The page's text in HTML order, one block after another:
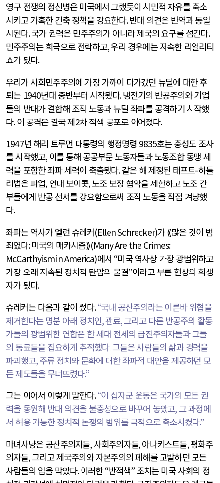
영구 전쟁의 정신병은 미국에서 그랬듯이 시민적 자유를 축소
시키고 가혹한 긴축 정책을 강요한다.반대 의견은 반역과 동일
시된다.국가 권력은 민주주의가 아니라 제국의 요구를 섬긴다.
민주주의는 희극으로 전락하고,우리 경우에는 저속한 리얼리티
쇼가 됐다.
우리가 사회민주주의에 가장 가까이 다가갔던 뉴딜에 대한 후
퇴는 1940년대 중반부터 시작됐다.냉전기의 반공주의와 기업
들의 반대가 결합해 조직 노동과 뉴딜 좌파를 공격하기 시작했
다.이 공격은 결국 제2차 적색 공포로 이어졌다.
1947년 해리 트루먼 대통령의 행정명령 9835호는 충성도 조사
를 시작했고, 이를 통해 공공부문 노동자들과 노동조합 동맹 세
력을 포함한 좌파 세력이 축출됐다.같은 해 제정된 태프트-하틀
리법은 파업, 연대 보이콧,노조 보장 협약을 제한하고 노조 간
부들에게 반공 선서를 강요함으로써 조직 노동을 직접 겨냥했
다.
좌파는 역사가 엘런 슈레커(Ellen Schrecker)가 ⟪많은 것이 범
죄였다:미국의 매카시즘⟫(Many Are the Crimes:
McCarthyism in America)에서 “미국 역사상 가장 광범위하고
가장 오래 지속된 정치적 탄압의 물결”이라고 부른 현상의 희생
자가 됐다.
슈레커는 다음과 같이 썼다.“국내 공산주의라는 이른바 위협을
제거한다는 명분 아래 정치인,관료,그리고 다른 반공주의 활동
가들의 광범위한 연합은 한 세대 전체의 급진주의자들과 그들
의 동료들을 집요하게 추적했다. 그들은 사람들의 삶과 경력을
파괴했고,주류 정치와 문화에 대한 좌파적 대안을 제공하던 모
든 제도들을 무너뜨렸다.”
그는 이어서 이렇게 말한다.“이 십자군 운동은 국가의 모든 권
력을 동원해 반대 의견을 불충성으로 바꾸어 놓았고, 그 과정에
서 허용 가능한 정치적 논쟁의 범위를 극적으로 축소시켰다.”
마녀사냥은 공산주의자들,사회주의자들,아나키스트들,평화주
의자들,그리고 제국주의와 자본주의의 폐해를 고발하던 모든
사람들의 입을 막았다.이러한“반적색” 조치는 미국 사회의 정